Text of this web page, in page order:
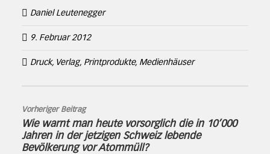
Daniel Leutenegger
9. Februar 2012
Druck, Verlag, Printprodukte, Medienhäuser
Vorheriger Beitrag
Wie warnt man heute vorsorglich die in 10’000
Jahren in der jetzigen Schweiz lebende
Bevölkerung vor Atommüll?